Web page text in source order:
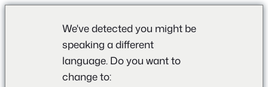
We've detected you might be
speaking a different
language. Do you want to
change to: